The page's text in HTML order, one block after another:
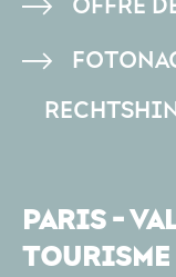
OFFRE
PARIS -
TOURISME